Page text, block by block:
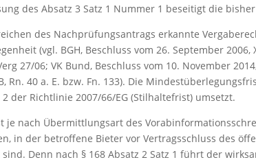
des Absatz 3 Satz 1 Nummer 1 beseitigt die
des Nachprüfungsantrags erkannte
(vgl. BGH, Beschluss vom 26. September
27/06; VK Bund, Beschluss vom 10. November
Rn. 40 a. E. bzw. Fn. 133). Die
2 der Richtlinie 2007/66/EG (Stilhaltefrist) umsetzt.
je nach Übermittlungsart des
in der betroffene Bieter vor Vertragsschluss des
Denn nach § 168 Absatz 2 Satz 1 führt der